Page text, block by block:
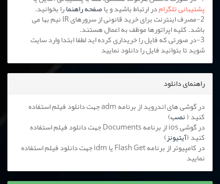
پشتیبانی تلگرامدر ارتباط باشید و یاصفحه راهنمارا بخوانید.
2-مصرف اینترنت برای خرید قانونی از سرورهای IR نیم بها می
باشد. کلیه اپراتورها موظف به اعمال هستند.
3-در صورتی که فایل را خریداری کرده اید لطفا ابتدا وارد سایت
شوید تا بتوانید فایل را دانلود نمایید
راهنمای دانلود
در گوشی های اندروید از برنامه adm جهت دانلود فیلم استفاده
کنید (نصب)
در گوشی ios از برنامه Documents جهت دانلود فیلم استفاده
کنید (آیتیونز)
در کامپیوتر از برنامه Flash Get یا idm جهت دانلود فیلم استفاده
نمایید